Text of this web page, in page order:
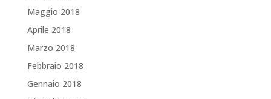
Maggio 2018
Aprile 2018
Marzo 2018
Febbraio 2018
Gennaio 2018